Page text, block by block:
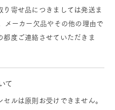
寄せ品につきましては発送ま
メーカー欠品やその他の理由で
度ご連絡させていただきま
て
ルは原則お受けできません。